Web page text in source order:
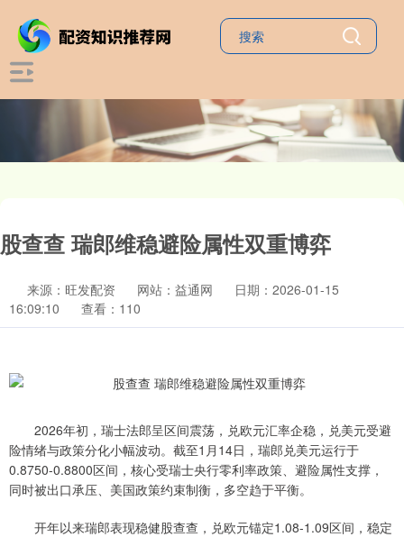
股查查 瑞郎维稳避险属性双重博弈
来源：旺发配资 网站：益通网
日期：2026-01-15
16:09:10
查看：110
2026年初，瑞士法郎呈区间震荡，兑欧元汇率企稳，兑美元受避
险情绪与政策分化小幅波动。截至1月14日，瑞郎兑美元运行于
0.8750-0.8800区间，核心受瑞士央行零利率政策、避险属性支撑，
同时被出口承压、美国政策约束制衡，多空趋于平衡。
开年以来瑞郎表现稳健股查查，兑欧元锚定1.08-1.09区间，稳定